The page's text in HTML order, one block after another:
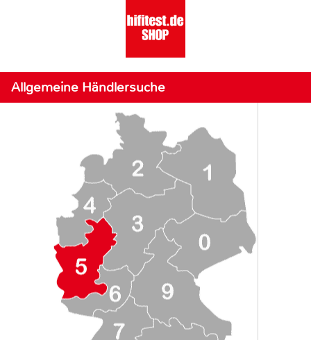
Allgemeine Händlersuche